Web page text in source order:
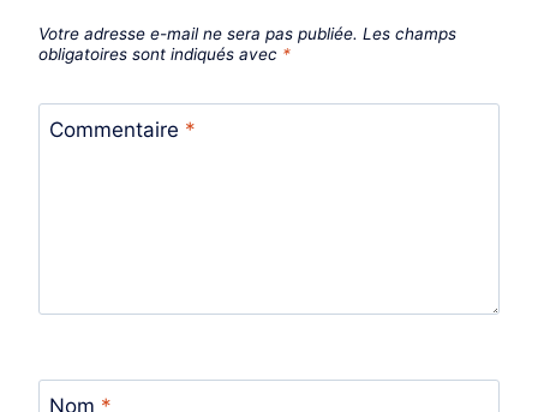
Votre adresse e-mail ne sera pas publiée. Les champs
obligatoires sont indiqués avec *
Commentaire *
Nom *